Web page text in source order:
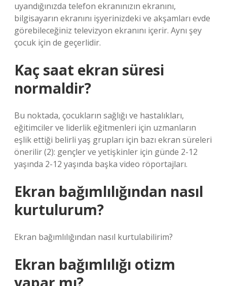
uyandığınızda telefon ekranınızın ekranını,
bilgisayarın ekranını işyerinizdeki ve akşamları evde
görebileceğiniz televizyon ekranını içerir. Aynı şey
çocuk için de geçerlidir.
Kaç saat ekran süresi
normaldir?
Bu noktada, çocukların sağlığı ve hastalıkları,
eğitimciler ve liderlik eğitmenleri için uzmanların
eşlik ettiği belirli yaş grupları için bazı ekran süreleri
önerilir (2): gençler ve yetişkinler için günde 2-12
yaşında 2-12 yaşında başka video röportajları.
Ekran bağımlılığından nasıl
kurtulurum?
Ekran bağımlılığından nasıl kurtulabilirim?
Ekran bağımlılığı otizm